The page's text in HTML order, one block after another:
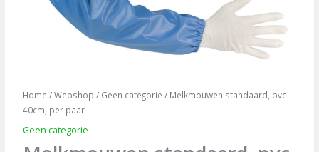
Home /Webshop / Geen categorie / Melkmouwen standaard, pvc
40cm, per paar
Geen categorie